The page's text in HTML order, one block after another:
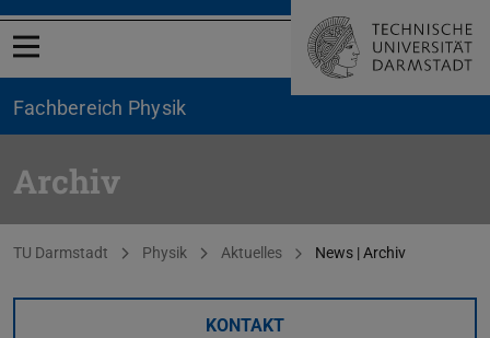
Menü öffnen
Fachbereich Physik
Archiv
Sie befinden sich hier:
TU Darmstadt Physik Aktuelles News | Archiv
KONTAKT